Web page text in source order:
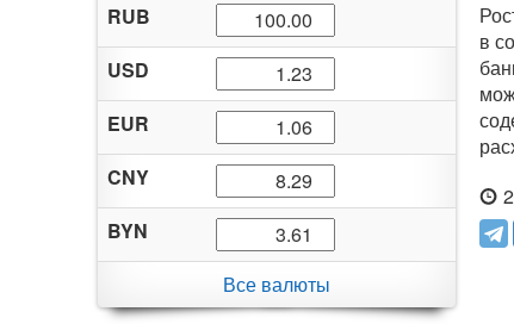
RUB
USD
EUR
CNY
BYN
Все валюты
в